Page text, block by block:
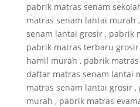
pabrik matras senam
matras senam lantai murah
senam lantai grosir , pabrik
pabrik matras terbaru
hamil murah , pabrik
daftar matras senam lantai
matras senam lantai grosir
murah , pabrik matras